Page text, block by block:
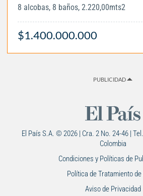
8 alcobas, 8 baños, 2.220,00mts2
$1.400.000.000
PUBLICIDAD
El País S.A. © 2026 | Cra. 2 No. 24-46 |
Colombia
Condiciones y Políticas de
Política de Tratamiento
Aviso de Privacidad